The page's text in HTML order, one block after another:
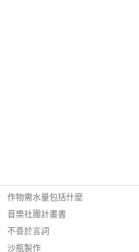
作物需水量包括什麼
音樂社團計畫書
不善於言詞
沙瓶製作